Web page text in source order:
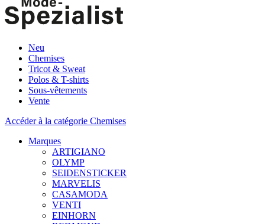
Neu
Chemises
Tricot & Sweat
Polos & T-shirts
Sous-vêtements
Vente
Accéder à la catégorie Chemises
Marques
ARTIGIANO
OLYMP
SEIDENSTICKER
MARVELIS
CASAMODA
VENTI
EINHORN